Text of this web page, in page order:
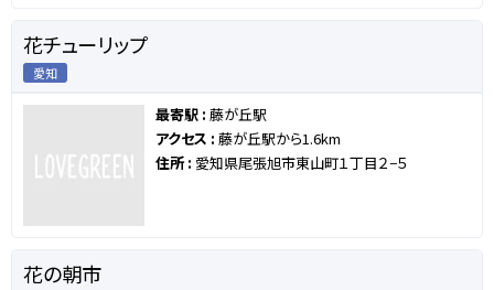
花チューリップ
愛知
最寄駅 : 藤が丘駅
アクセス : 藤が丘駅から1.6km
住所 : 愛知県尾張旭市東山町１丁目２−５
花の朝市